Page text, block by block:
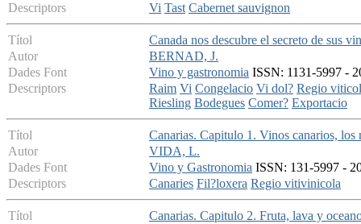
Descriptors
Vi Tast Cabernet sauvignon
Títol
Canada nos descubre el secreto de sus
Autor
BERNAD, J.
Dades Font
Vino y gastronomia ISSN: 1131-5997 -
Descriptors
Raim Vi Congelacio Vi dol? Regio
Riesling Bodegues Comer? Exportacio
Títol
Canarias. Capitulo 1. Vinos canarios, los
Autor
VIDA, L.
Dades Font
Vino y Gastronomia ISSN: 131-5997 -
Descriptors
Canaries Fil?loxera Regio vitivinicola
Títol
Canarias. Capitulo 2. Fruta, lava y